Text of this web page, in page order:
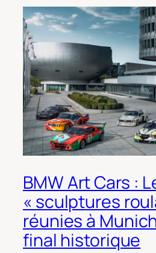
BMW Art Cars :
« sculptures
réunies à
final historique